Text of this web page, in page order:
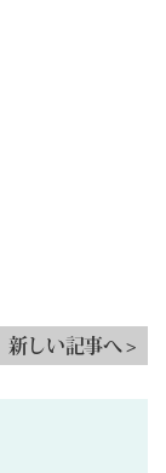
新しい記事へ >